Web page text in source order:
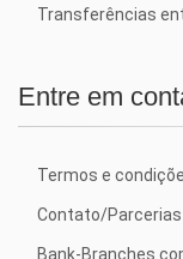
Transferências
Entre em
Termos e
Contato/Parcerias
Bank-